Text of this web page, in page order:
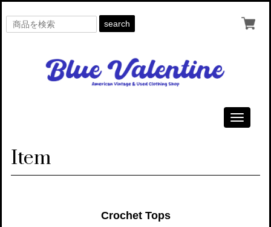
search
Toggle
Item
Crochet Tops